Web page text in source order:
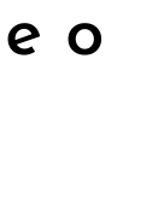
o